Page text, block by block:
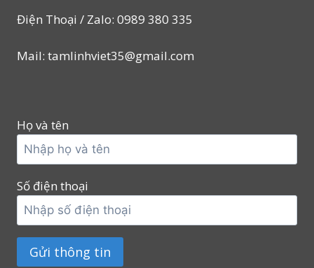
Điện Thoại / Zalo: 0989 380 335
Mail: tamlinhviet35@gmail.com
Họ và tên
Số điện thoại